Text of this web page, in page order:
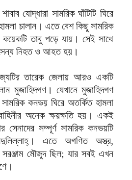
যোদ্ধারা সামরিক ঘাঁটিটি ঘিরে
চালান। এতে বেশ কিছু সামরিক
তাবু পড়ে যায়। সেই সাথে
সৈন্য নিহত ও আহত হয়।
তারেক জেলায় আরও একটি
মুজাহিদগণ। যেখানে মুজাহিদগণ
সামরিক কনভয় ঘিরে অতর্কিত হামলা
অনেক ক্ষয়ক্ষতি হয়। একই
সেনাদের সম্পূর্ণ সামরিক কনভয়টি
এতে অগণিত অস্ত্র,
সরঞ্জাম মৌজুদ ছিল; যার সবই এখন